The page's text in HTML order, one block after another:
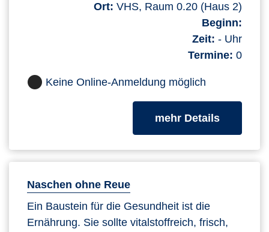
Ort: VHS, Raum 0.20 (Haus 2)
Beginn:
Zeit: - Uhr
Termine: 0
Keine Online-Anmeldung möglich
mehr Detailszum
Naschen ohne Reue
Ein Baustein für die Gesundheit ist die
Ernährung. Sie sollte vitalstoffreich, frisch,